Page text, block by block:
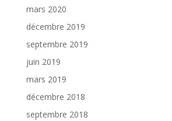
mars 2020
décembre 2019
septembre 2019
juin 2019
mars 2019
décembre 2018
septembre 2018